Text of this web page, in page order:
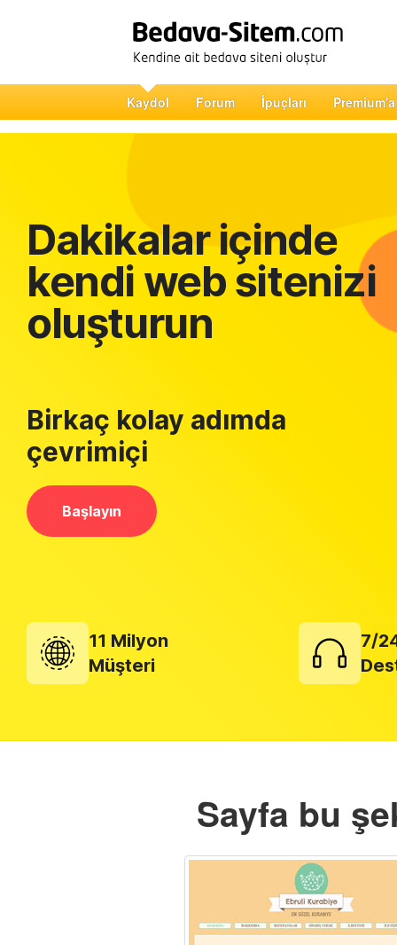
Kaydol Forum İpuçları
Sayfa bu